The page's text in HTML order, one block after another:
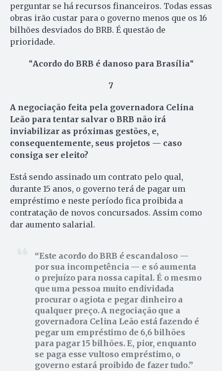
perguntar se há recursos financeiros. Todas essas
obras irão custar para o governo menos que os 16
bilhões desviados do BRB. É questão de
prioridade.
“Acordo do BRB é danoso para Brasília“
7
A negociação feita pela governadora Celina
Leão para tentar salvar o BRB não irá
inviabilizar as próximas gestões, e,
consequentemente, seus projetos — caso
consiga ser eleito?
Está sendo assinado um contrato pelo qual,
durante 15 anos, o governo terá de pagar um
empréstimo e neste período fica proibida a
contratação de novos concursados. Assim como
dar aumento salarial.
Este acordo do BRB é escandaloso —
por sua incompetência — e só aumenta
o prejuízo para nossa capital. É o mesmo
que uma pessoa muito endividada
procurar o agiota e pegar dinheiro a
qualquer preço. A negociação que a
governadora Celina Leão está fazendo é
pegar um empréstimo de 6,6 bilhões
para pagar 15 bilhões. E, pior, enquanto
se paga esse vultoso empréstimo, o
governo estará proibido de fazer tudo.